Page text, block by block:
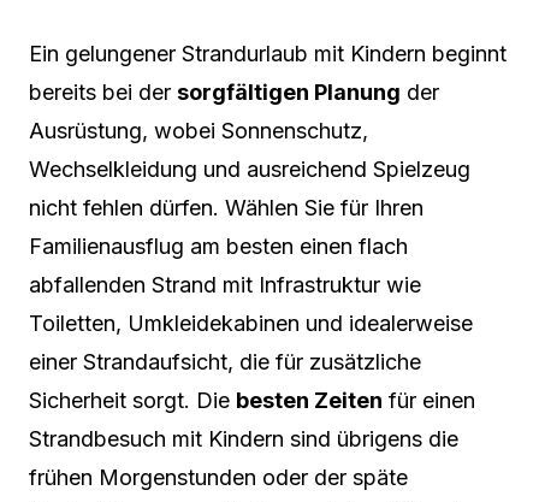
Ein gelungener Strandurlaub mit Kindern beginnt
bereits bei der sorgfältigen Planung der
Ausrüstung, wobei Sonnenschutz,
Wechselkleidung und ausreichend Spielzeug
nicht fehlen dürfen. Wählen Sie für Ihren
Familienausflug am besten einen flach
abfallenden Strand mit Infrastruktur wie
Toiletten, Umkleidekabinen und idealerweise
einer Strandaufsicht, die für zusätzliche
Sicherheit sorgt. Die besten Zeiten für einen
Strandbesuch mit Kindern sind übrigens die
frühen Morgenstunden oder der späte